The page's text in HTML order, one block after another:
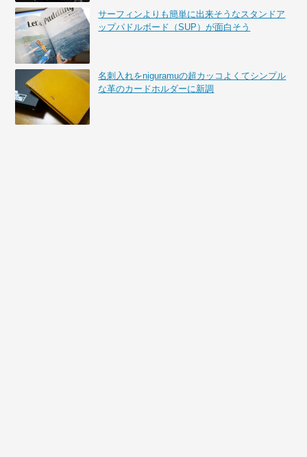
サーフィンよりも簡単に出来そうなスタンドア
ップパドルボード（SUP）が面白そう
名刺入れをniguramuの超カッコよくてシンプル
な革のカードホルダーに新調